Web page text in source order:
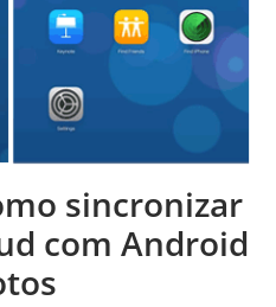
sincronizar
com Android